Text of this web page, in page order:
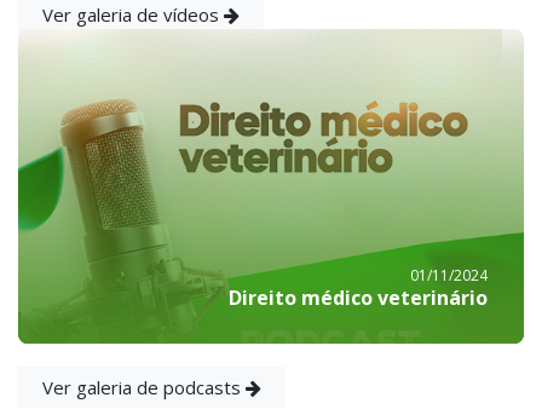
Ver galeria de vídeos
01/11/2024
Direito médico veterinário
Ver galeria de podcasts